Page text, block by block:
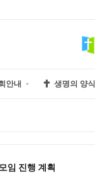
안내 생명의 양식
임 진행 계획